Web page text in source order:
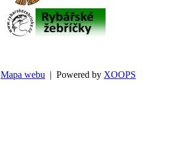
Mapa webu | Powered by XOOPS